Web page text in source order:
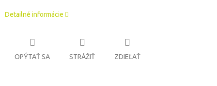
Detailné informácie
OPÝTAŤ SA STRÁŽIŤ ZDIEĽAŤ